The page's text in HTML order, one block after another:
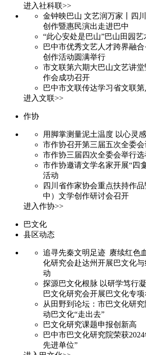
进入社科联>>
金钟映巴山 文艺润万家丨四
创作暨惠民演出走进巴中
“此心安处是巴山”巴山田园艺
巴中市优秀文艺人才跨界融
创作活动圆满举行
市文联第六期大巴山文艺讲
作会成功召开
巴中市文联传达学习省文联
进入文联>>
作协
用脚掌测量泥土温度 以心灵
市作协召开第三届五次全委会
市作协三届四次全委会举行
市作协邀请文学名家开展“四
活动
四川省作家协会重点扶持作
中）文学创作研讨会召开
进入作协>>
巴文化
县区动态
追寻先秦文明足迹 赓续红
化研究会赴达州开展巴文化
动
探源巴文化根脉 以研学笃行
巴文化研究会开展巴文化专
从田野到论坛：市巴文化研
动巴文化“走出去”
巴文化研究课题申报创新高
巴中市巴文化研究院荣获
先进单位”